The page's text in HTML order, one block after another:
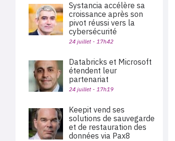
Systancia accélère sa
croissance après son
pivot réussi vers la
cybersécurité
24 juillet - 17h42
Databricks et Microsoft
étendent leur
partenariat
24 juillet - 17h19
Keepit vend ses
solutions de sauvegarde
et de restauration des
données via Pax8